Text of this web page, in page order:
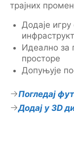
трајних
Додаје
Идеално за
просторе
Допуњује
Погледај
Додај у 3D